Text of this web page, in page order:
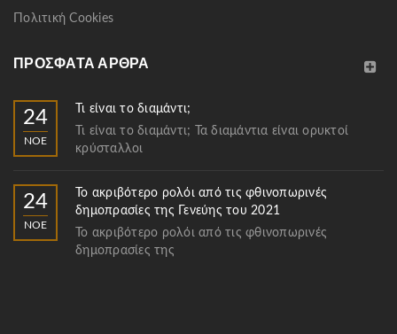
Πολιτική Cookies
ΠΡΌΣΦΑΤΑ ΆΡΘΡΑ
24
ΝΟΈ
Τι είναι το διαμάντι;
Τι είναι το διαμάντι; Τα διαμάντια είναι ορυκτοί
κρύσταλλοι
24
ΝΟΈ
Το ακριβότερο ρολόι από τις φθινοπωρινές
δημοπρασίες της Γενεύης του 2021
Το ακριβότερο ρολόι από τις φθινοπωρινές
δημοπρασίες της